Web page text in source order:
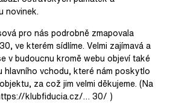
novinek.
pro nás podrobně zmapovala
ve kterém sídlíme. Velmi zajímavá a
v budoucnu kromě webu objeví také
hlavního vchodu, které nám poskytlo
za což jim velmi děkujeme. (Na
klubfiducia.cz/… 30/ )